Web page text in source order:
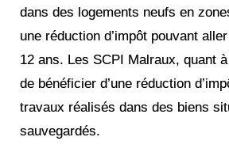
dans des logements neufs en
une réduction d’impôt pouvant
12 ans. Les SCPI Malraux, quant
de bénéficier d’une réduction
travaux réalisés dans des biens
sauvegardés.